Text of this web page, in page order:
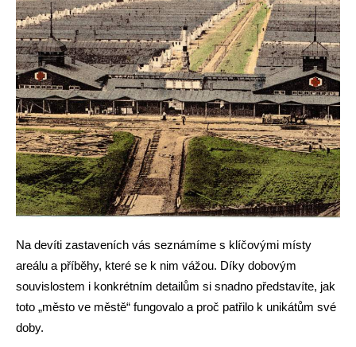
Na devíti zastaveních vás seznámíme s klíčovými místy
areálu a příběhy, které se k nim vážou. Díky dobovým
souvislostem i konkrétním detailům si snadno představíte, jak
toto „město ve městě“ fungovalo a proč patřilo k unikátům své
doby.